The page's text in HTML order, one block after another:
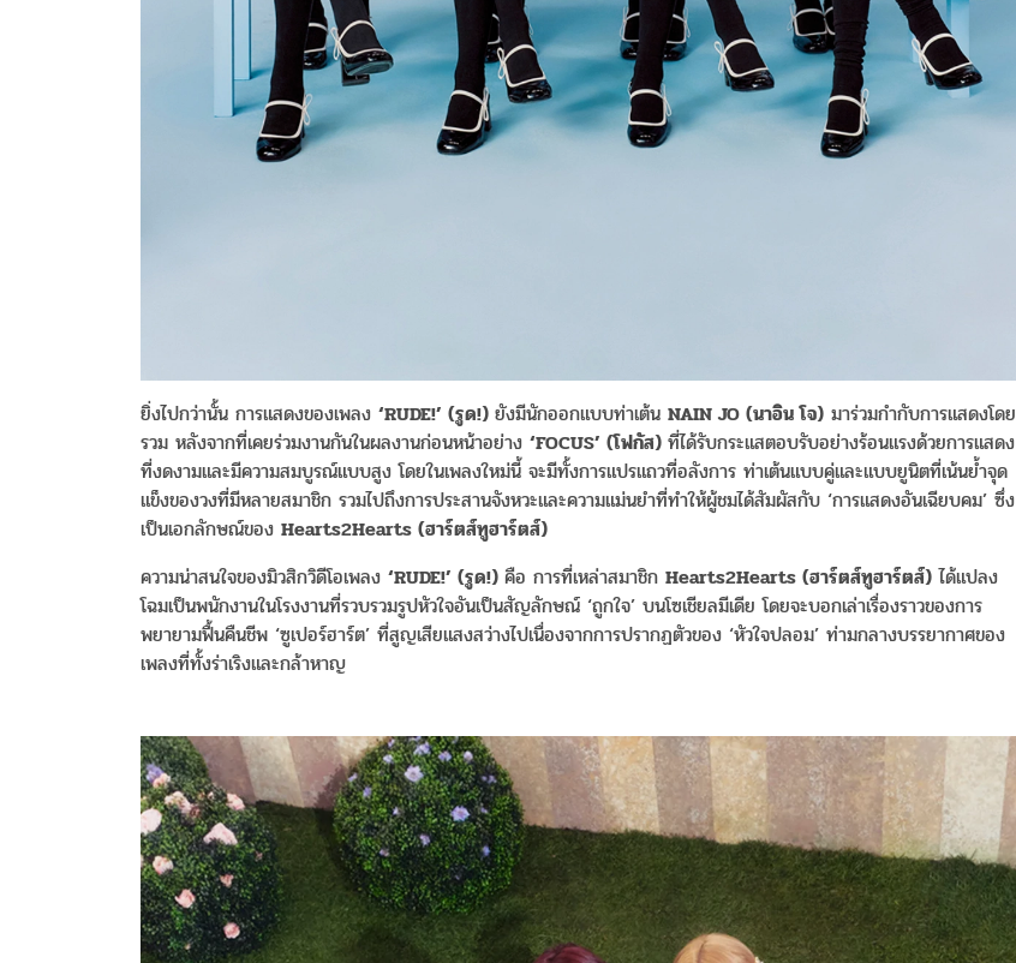
ยิ่งไปกว่านั้น การแสดงของเพลง ‘RUDE!’ (รูด!) ยังมีนักออกแบบท่าเต้น NAIN JO (นาอิน โจ) มาร่วมกำกับการแสดงโดย
รวม หลังจากที่เคยร่วมงานกันในผลงานก่อนหน้าอย่าง ‘FOCUS’ (โฟกัส) ที่ได้รับกระแสตอบรับอย่างร้อนแรงด้วยการแสดง
ที่งดงามและมีความสมบูรณ์แบบสูง โดยในเพลงใหม่นี้ จะมีทั้งการแปรแถวที่อลังการ ท่าเต้นแบบคู่และแบบยูนิตที่เน้นย้ำจุด
แข็งของวงที่มีหลายสมาชิก รวมไปถึงการประสานจังหวะและความแม่นยำที่ทำให้ผู้ชมได้สัมผัสกับ ‘การแสดงอันเฉียบคม’ ซึ่ง
เป็นเอกลักษณ์ของ Hearts2Hearts (ฮาร์ตส์ทูฮาร์ตส์)
ความน่าสนใจของมิวสิกวิดีโอเพลง ‘RUDE!’ (รูด!) คือ การที่เหล่าสมาชิก Hearts2Hearts (ฮาร์ตส์ทูฮาร์ตส์) ได้แปลง
โฉมเป็นพนักงานในโรงงานที่รวบรวมรูปหัวใจอันเป็นสัญลักษณ์ ‘ถูกใจ’ บนโซเชียลมีเดีย โดยจะบอกเล่าเรื่องราวของการ
พยายามฟื้นคืนชีพ ‘ซูเปอร์ฮาร์ต’ ที่สูญเสียแสงสว่างไปเนื่องจากการปรากฏตัวของ ‘หัวใจปลอม’ ท่ามกลางบรรยากาศของ
เพลงที่ทั้งร่าเริงและกล้าหาญ